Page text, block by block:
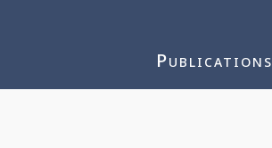
Publications